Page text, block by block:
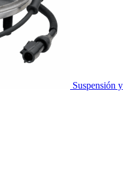
Suspensión y